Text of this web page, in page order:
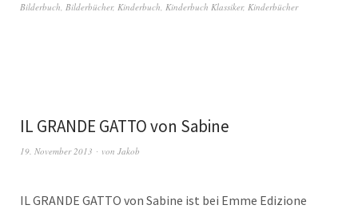
Bilderbuch, Bilderbücher, Kinderbuch, Kinderbuch Klassiker, Kinderbücher
IL GRANDE GATTO von Sabine
19. November 2013 von Jakob
IL GRANDE GATTO von Sabine ist bei Emme Edizione